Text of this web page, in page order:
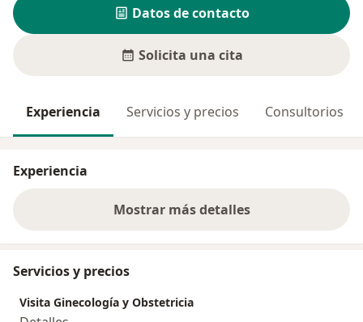
Datos de contacto
Solicita una cita
Experiencia Servicios y precios Consultorios
Experiencia
Mostrar más detalles
sobre la experiencia
Servicios y precios
Visita Ginecología y Obstetricia